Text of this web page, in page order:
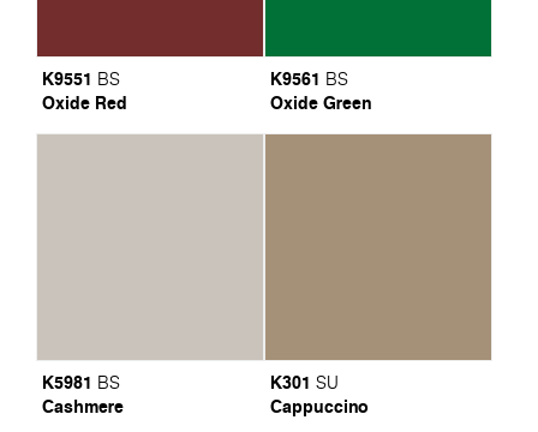
K9551 BS
Oxide Red
K9561 BS
Oxide Green
K5981 BS
Cashmere
K301 SU
Cappuccino